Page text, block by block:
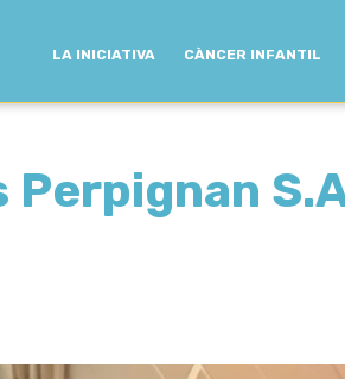
LA INICIATIVA CÀNCER INFANTIL
Perpignan